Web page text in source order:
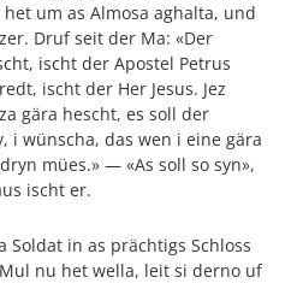
um as Almosa aghalta, und
Druf seit der Ma: «Der
ischt der Apostel Petrus
ischt der Her Jesus. Jez
gära hescht, es soll der
i wünscha, das wen i eine gära
mües.» — «As soll so syn»,
ischt er.
Soldat in as prächtigs Schloss
nu het wella, leit si derno uf